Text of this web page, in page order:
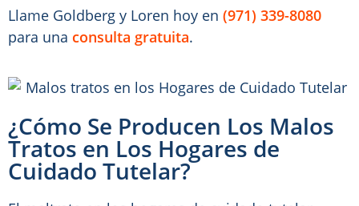
Llame Goldberg y Loren hoy en (971) 339-8080
para una consulta gratuita.
¿Cómo Se Producen Los Malos
Tratos en Los Hogares de
Cuidado Tutelar?